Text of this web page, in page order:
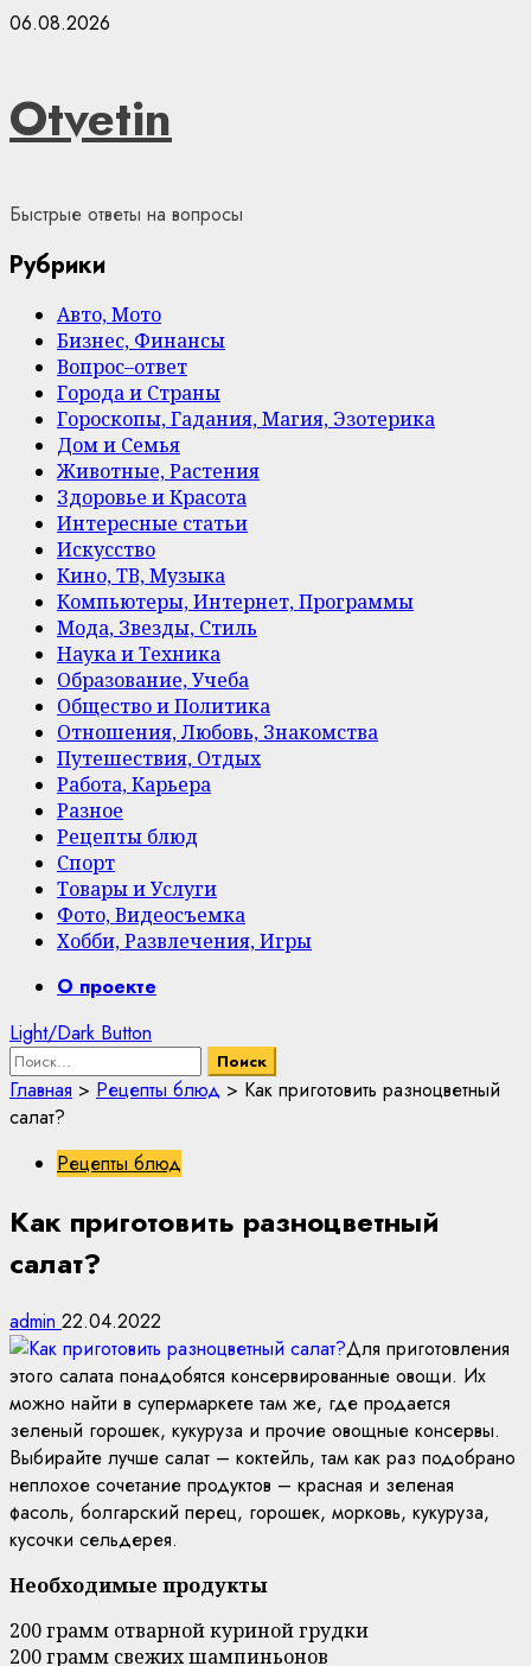
Skip
06.08.2026
Otvetin
Быстрые ответы на вопросы
Рубрики
Авто, Мото
Бизнес, Финансы
Вопрос–ответ
Города и Страны
Гороскопы, Гадания, Магия, Эзотерика
Дом и Семья
Животные, Растения
Здоровье и Красота
Интересные статьи
Искусство
Кино, ТВ, Музыка
Компьютеры, Интернет, Программы
Мода, Звезды, Стиль
Наука и Техника
Образование, Учеба
Общество и Политика
Отношения, Любовь, Знакомства
Путешествия, Отдых
Работа, Карьера
Разное
Рецепты блюд
Спорт
Товары и Услуги
Фото, Видеосъемка
Хобби, Развлечения, Игры
PrimaryО проекте
Light/Dark Button
Найти:
Главная > Рецепты блюд > Как приготовить разноцветный
салат?
Рецепты блюд
Как приготовить разноцветный
салат?
admin 22.04.2022
Для приготовления
этого салата понадобятся консервированные овощи. Их
можно найти в супермаркете там же, где продается
зеленый горошек, кукуруза и прочие овощные консервы.
Выбирайте лучше салат – коктейль, там как раз подобрано
неплохое сочетание продуктов – красная и зеленая
фасоль, болгарский перец, горошек, морковь, кукуруза,
кусочки сельдерея.
Необходимые продукты
200 грамм отварной куриной грудки
200 грамм свежих шампиньонов